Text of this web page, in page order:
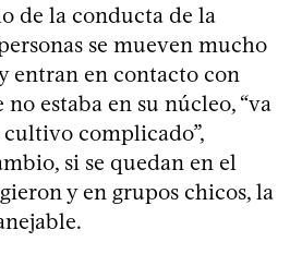
de la conducta de la
se mueven mucho
entran en contacto con
estaba en su núcleo, “va
cultivo complicado”,
si se quedan en el
y en grupos chicos, la